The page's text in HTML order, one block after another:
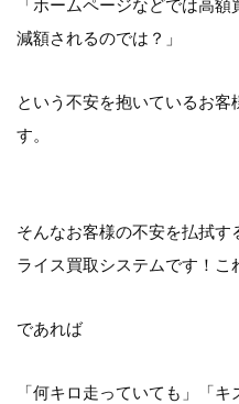
「ホームページなどでは高
減額されるのでは？」
という不安を抱いているお客
す。
そんなお客様の不安を払拭
ライス買取システムです！こ
であれば
「何キロ走っていても」「